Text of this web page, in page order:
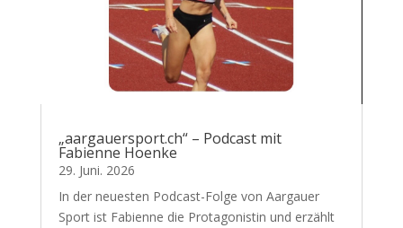
„aargauersport.ch“ – Podcast mit
Fabienne Hoenke
29. Juni. 2026
In der neuesten Podcast-Folge von Aargauer
Sport ist Fabienne die Protagonistin und erzählt